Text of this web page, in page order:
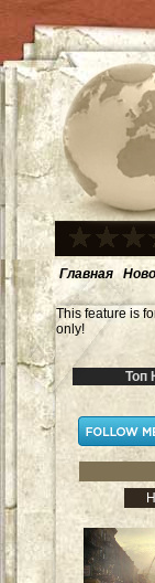
Главная
This feature is
only!
Топ